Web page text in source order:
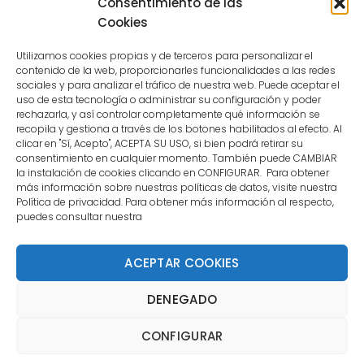
Cookies
Utilizamos cookies propias y de terceros para personalizar el
contenido de la web, proporcionarles funcionalidades a las redes
sociales y para analizar el tráfico de nuestra web. Puede aceptar el
uso de esta tecnología o administrar su configuración y poder
rechazarla, y así controlar completamente qué información se
recopila y gestiona a través de los botones habilitados al efecto. Al
clicar en "Sí, Acepto", ACEPTA SU USO, si bien podrá retirar su
consentimiento en cualquier momento. También puede CAMBIAR
la instalación de cookies clicando en CONFIGURAR. Para obtener
más información sobre nuestras políticas de datos, visite nuestra
Política de privacidad. Para obtener más información al respecto,
puedes consultar nuestra
ACEPTAR COOKIES
DENEGADO
CONFIGURAR
CONTACTO
MENÚ PRINCIPAL
MI CUENTA
DOCUMENTACIÓN
reservados. | La Mejor Tienda de Dardos y Dianas de